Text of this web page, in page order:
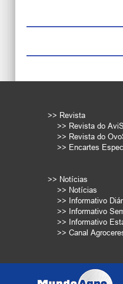
>> Revista
>> Revista do
>> Revista do
>> Encartes
>> Notícias
>> Notícias
>> Informativo
>> Informativo
>> Informativo
>> Canal